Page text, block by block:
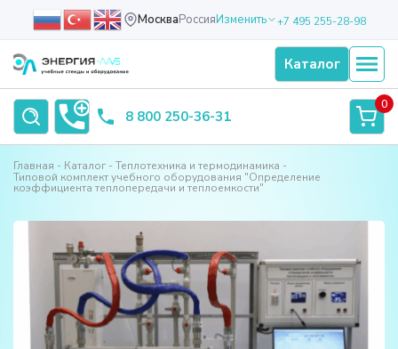
МоскваРоссияИзменить +7 495 255-28-98
Каталог
8 800 250-36-31
0
Главная Каталог
Теплотехника и термодинамика
Типовой комплект учебного оборудования "Определение
коэффициента теплопередачи и теплоемкости"